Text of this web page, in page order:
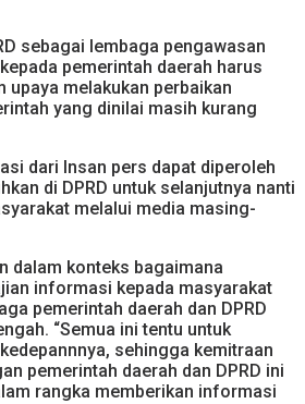
sebagai lembaga pengawasan
pemerintah daerah harus
upaya melakukan perbaikan
yang dinilai masih kurang
dari Insan pers dapat diperoleh
di DPRD untuk selanjutnya nanti
melalui media masing-
dalam konteks bagaimana
informasi kepada masyarakat
pemerintah daerah dan DPRD
“Semua ini tentu untuk
sehingga kemitraan
pemerintah daerah dan DPRD ini
rangka memberikan informasi